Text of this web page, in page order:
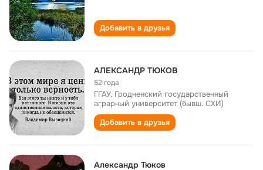
Добавить в друзья
АЛЕКСАНДР ТЮКОВ
52 года
ГГАУ, Гродненский государственный
аграрный университет (бывш. СХИ)
Добавить в друзья
Александр Тюков